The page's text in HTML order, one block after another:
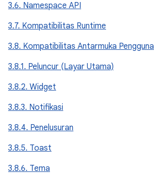
3.6. Namespace API
3.7. Kompatibilitas Runtime
3.8. Kompatibilitas Antarmuka Pengguna
3.8.1. Peluncur (Layar Utama)
3.8.2. Widget
3.8.3. Notifikasi
3.8.4. Penelusuran
3.8.5. Toast
3.8.6. Tema